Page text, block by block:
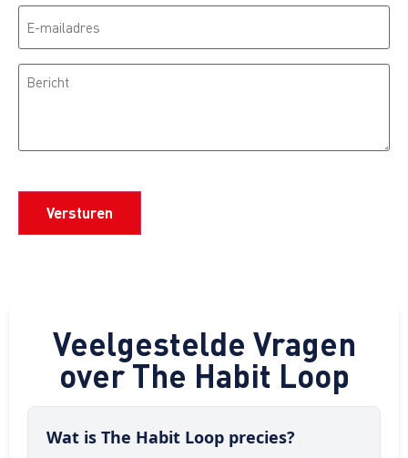
E-
mailadres
Bericht
Veelgestelde Vragen
over The Habit Loop
Wat is The Habit Loop precies?